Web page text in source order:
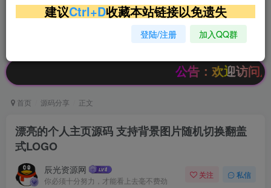
超低价文字广告位招租 超低价文字广告位招租
超低价文字广告位招租
公告：欢迎访问辰光资
首页 源码分享 正文
漂亮的个人主页源码 支持背景图片随机切换翻盖
式LOGO
辰光资源网
你必须十分努力，才能看上去毫不费劲
关注 私信
建议Ctrl+D收藏本站链接以免遗失
登陆/注册 加入QQ群